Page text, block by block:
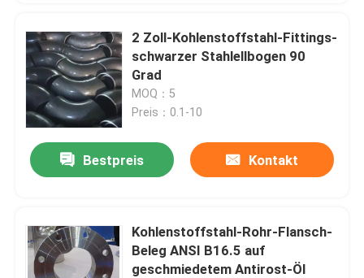
2 Zoll-Kohlenstoffstahl-Fittings-
schwarzer Stahlellbogen 90
Grad
MOQ：5
Preis：0.1-10
Bestpreis Kontakt
Kohlenstoffstahl-Rohr-Flansch-
Beleg ANSI B16.5 auf
geschmiedetem Antirost-Öl